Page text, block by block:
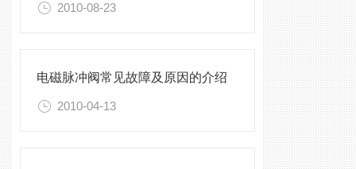
2010-08-23
电磁脉冲阀常见故障及原因的介绍
2010-04-13